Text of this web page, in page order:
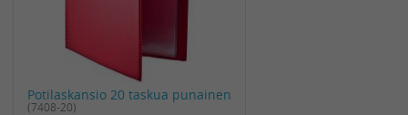
Potilaskansio 20 taskua punainen
(7408-20)